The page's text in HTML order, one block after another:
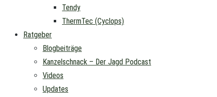
Tendy
ThermTec (Cyclops)
Ratgeber
Blogbeiträge
Kanzelschnack – Der Jagd Podcast
Videos
Updates